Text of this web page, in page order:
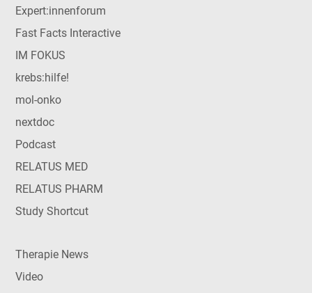
Expert:innenforum
Fast Facts Interactive
IM FOKUS
krebs:hilfe!
mol-onko
nextdoc
Podcast
RELATUS MED
RELATUS PHARM
Study Shortcut
Therapie News
Video